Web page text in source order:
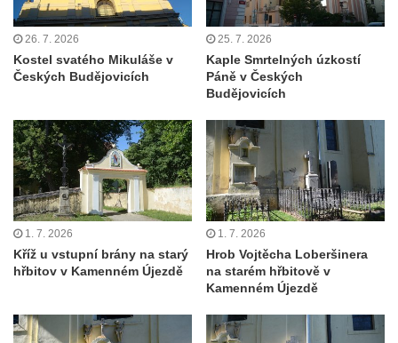
hřbitově na Vlčí Hoře
Kaple Panny Marie Karmelské na Vlčí Hoře
Kostel svatého Bartoloměje v Teplicích
Kostel svatého Jana Křtitele na Zámeckém
náměstí v Teplicích
Chrám Povýšení svatého Kříže na
Zámeckém náměstí v Teplicích
Výklenková kaple u vodojemu v severní
části Kozel
Kaple u kostela svatého Jakuba Většího
(Staršího) u Lahovic
Lahovic
26. 7. 2026
Kostel svatého Mikuláše v
Českých Budějovicích
25. 7. 2026
Kaple Smrtelných úzkostí
Páně v Českých
Budějovicích
1. 7. 2026
Kříž u vstupní brány na starý
hřbitov v Kamenném Újezdě
1. 7. 2026
Hrob Vojtěcha Loberšinera
na starém hřbitově v
Kamenném Újezdě